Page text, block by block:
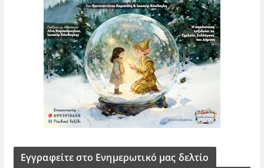
Εγγραφείτε στο Ενημερωτικό μας δελτίο